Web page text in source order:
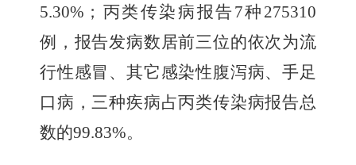
5.30%；丙类传染病报告7种275310
例，报告发病数居前三位的依次为流
行性感冒、其它感染性腹泻病、手足
口病，三种疾病占丙类传染病报告总
数的99.83%。